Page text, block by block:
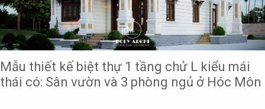
Mẫu thiết kế biệt thự 1 tầng chử L kiểu mái
thái có: Sân vườn và 3 phòng ngủ ở Hóc Môn